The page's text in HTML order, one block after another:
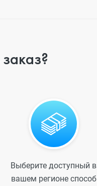
Выберите доступный в
вашем регионе способ